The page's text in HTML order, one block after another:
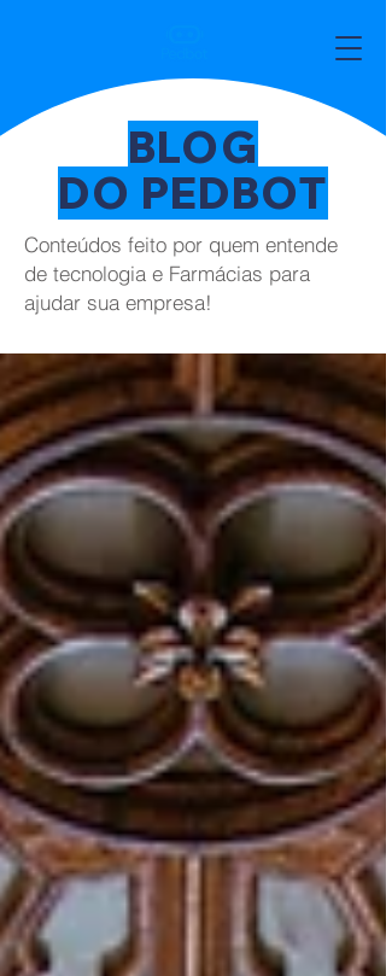
BLOG
DO PEDBOT
Conteúdos feito por quem entende
de tecnologia e Farmácias para
ajudar sua empresa!